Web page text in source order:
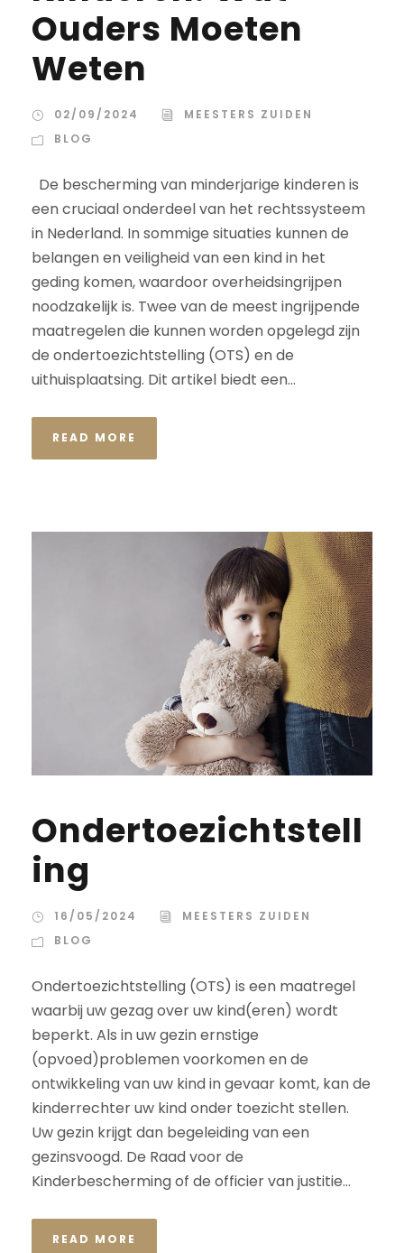
Ouders Moeten
Weten
02/09/2024
MEESTERS ZUIDEN
BLOG
De bescherming van minderjarige kinderen is
een cruciaal onderdeel van het rechtssysteem
in Nederland. In sommige situaties kunnen de
belangen en veiligheid van een kind in het
geding komen, waardoor overheidsingrijpen
noodzakelijk is. Twee van de meest ingrijpende
maatregelen die kunnen worden opgelegd zijn
de ondertoezichtstelling (OTS) en de
uithuisplaatsing. Dit artikel biedt een...
READ MORE
Ondertoezichtstell
ing
16/05/2024
MEESTERS ZUIDEN
BLOG
Ondertoezichtstelling (OTS) is een maatregel
waarbij uw gezag over uw kind(eren) wordt
beperkt. Als in uw gezin ernstige
(opvoed)problemen voorkomen en de
ontwikkeling van uw kind in gevaar komt, kan de
kinderrechter uw kind onder toezicht stellen.
Uw gezin krijgt dan begeleiding van een
gezinsvoogd. De Raad voor de
Kinderbescherming of de officier van justitie...
READ MORE